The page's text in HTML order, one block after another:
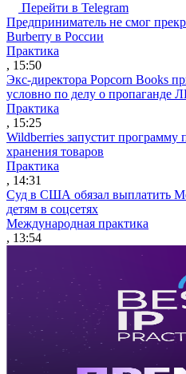
Перейти в Telegram
Предприниматель не смог
Burberry в России
Практика
, 15:50
Экс-директора Popcorn Books
условно по делу о пропаганде
Практика
, 15:25
Wildberries запустит программу
хранения товаров
Практика
, 14:31
Суд в США обязал выплатить
детям в соцсетях
Международная практика
, 13:54